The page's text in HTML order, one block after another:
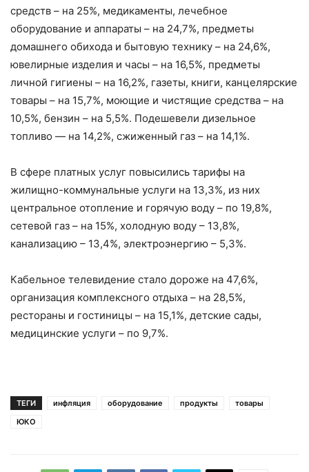
средств – на 25%, медикаменты, лечебное
оборудование и аппараты – на 24,7%, предметы
домашнего обихода и бытовую технику – на 24,6%,
ювелирные изделия и часы – на 16,5%, предметы
личной гигиены – на 16,2%, газеты, книги, канцелярские
товары – на 15,7%, моющие и чистящие средства – на
10,5%, бензин – на 5,5%. Подешевели дизельное
топливо — на 14,2%, сжиженный газ – на 14,1%.
В сфере платных услуг повысились тарифы на
жилищно-коммунальные услуги на 13,3%, из них
центральное отопление и горячую воду – по 19,8%,
сетевой газ – на 15%, холодную воду – 13,8%,
канализацию – 13,4%, электроэнергию – 5,3%.
Кабельное телевидение стало дороже на 47,6%,
организация комплексного отдыха – на 28,5%,
рестораны и гостиницы – на 15,1%, детские сады,
медицинские услуги – по 9,7%.
ТЕГИ инфляция оборудование продукты
товары
ЮКО